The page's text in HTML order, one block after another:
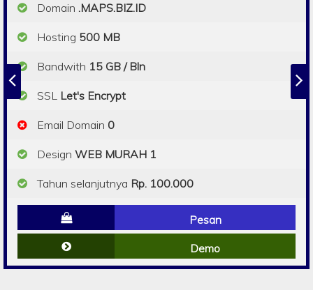
Domain .MAPS.BIZ.ID
Hosting 500 MB
Bandwith 15 GB / Bln
SSL Let's Encrypt
Email Domain 0
Design WEB MURAH 1
Tahun selanjutnya Rp. 100.000
Pesan
Demo